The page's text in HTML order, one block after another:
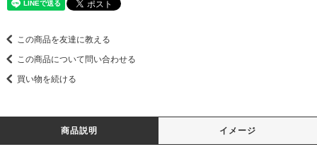
この商品を友達に教える
この商品について問い合わせる
買い物を続ける
商品説明 イメージ